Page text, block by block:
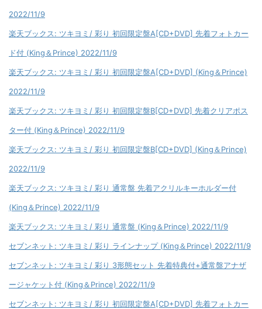
2022/11/9
楽天ブックス: ツキヨミ/ 彩り 初回限定盤A[CD+DVD] 先着フォトカー
ド付 (King＆Prince) 2022/11/9
楽天ブックス: ツキヨミ/ 彩り 初回限定盤A[CD+DVD] (King＆Prince)
2022/11/9
楽天ブックス: ツキヨミ/ 彩り 初回限定盤B[CD+DVD] 先着クリアポス
ター付 (King＆Prince) 2022/11/9
楽天ブックス: ツキヨミ/ 彩り 初回限定盤B[CD+DVD] (King＆Prince)
2022/11/9
楽天ブックス: ツキヨミ/ 彩り 通常盤 先着アクリルキーホルダー付
(King＆Prince) 2022/11/9
楽天ブックス: ツキヨミ/ 彩り 通常盤 (King＆Prince) 2022/11/9
セブンネット: ツキヨミ/ 彩り ラインナップ (King＆Prince) 2022/11/9
セブンネット: ツキヨミ/ 彩り 3形態セット 先着特典付+通常盤アナザ
ージャケット付 (King＆Prince) 2022/11/9
セブンネット: ツキヨミ/ 彩り 初回限定盤A[CD+DVD] 先着フォトカー